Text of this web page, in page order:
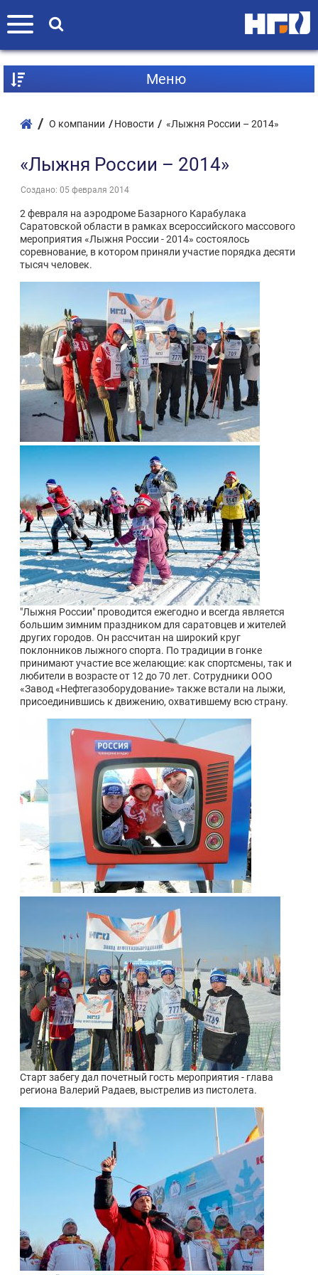
Mеню
О компании Новости «Лыжня России – 2014»
«Лыжня России – 2014»
Создано: 05 февраля 2014
2 февраля на аэродроме Базарного Карабулака
Саратовской области в рамках всероссийского массового
мероприятия «Лыжня России - 2014» состоялось
соревнование, в котором приняли участие порядка десяти
тысяч человек.
"Лыжня России" проводится ежегодно и всегда является
большим зимним праздником для саратовцев и жителей
других городов. Он рассчитан на широкий круг
поклонников лыжного спорта. По традиции в гонке
принимают участие все желающие: как спортсмены, так и
любители в возрасте от 12 до 70 лет. Сотрудники ООО
«Завод «Нефтегазоборудование» также встали на лыжи,
присоединившись к движению, охватившему всю страну.
Старт забегу дал почетный гость мероприятия - глава
региона Валерий Радаев, выстрелив из пистолета.